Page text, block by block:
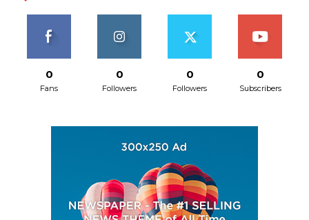
0
Fans
0
Followers
0
Followers
0
Subscribers